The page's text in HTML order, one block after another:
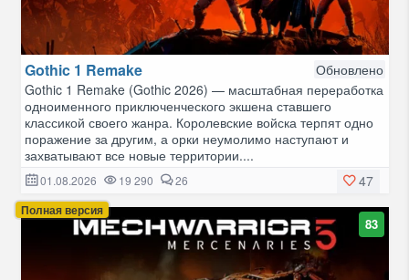
Gothic 1 Remake
Обновлено
Gothic 1 Remake (Gothic 2026) — масштабная переработка
одноименного приключенческого экшена ставшего
классикой своего жанра. Королевские войска терпят одно
поражение за другим, а орки неумолимо наступают и
захватывают все новые территории....
47
01.08.2026 19 290 26
Полная версия
83